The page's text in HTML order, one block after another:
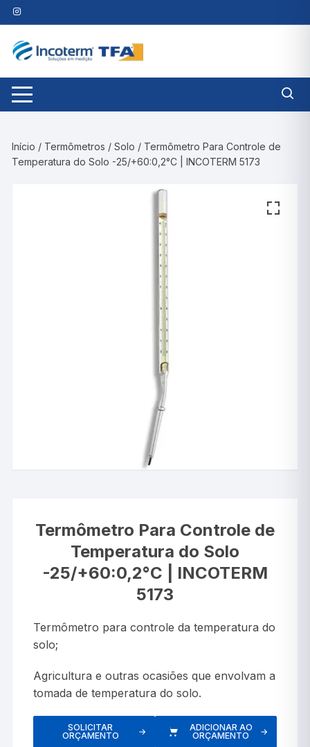
Pular
para
conteúdo
Início / Termômetros /Solo / Termômetro Para Controle de
Temperatura do Solo -25/+60:0,2°C | INCOTERM 5173
Termômetro Para Controle de
Temperatura do Solo
-25/+60:0,2°C | INCOTERM
5173
Termômetro para controle da temperatura do
solo;
Agricultura e outras ocasiões que envolvam a
tomada de temperatura do solo.
SOLICITAR
ORÇAMENTO
→
ADICIONAR AO
ORÇAMENTO
→